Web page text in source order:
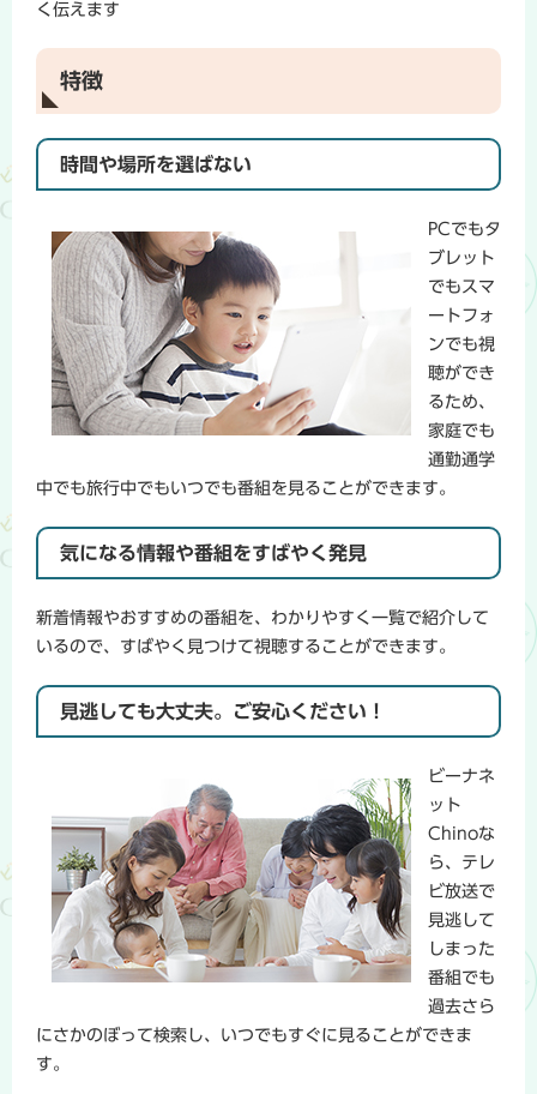
く伝えます
特徴
時間や場所を選ばない
PCでもタ
ブレット
でもスマ
ートフォ
ンでも視
聴ができ
るため、
家庭でも
通勤通学
中でも旅行中でもいつでも番組を見ることができます。
気になる情報や番組をすばやく発見
新着情報やおすすめの番組を、わかりやすく一覧で紹介して
いるので、すばやく見つけて視聴することができます。
見逃しても大丈夫。ご安心ください！
ビーナネ
ット
Chinoな
ら、テレ
ビ放送で
見逃して
しまった
番組でも
過去さら
にさかのぼって検索し、いつでもすぐに見ることができま
す。